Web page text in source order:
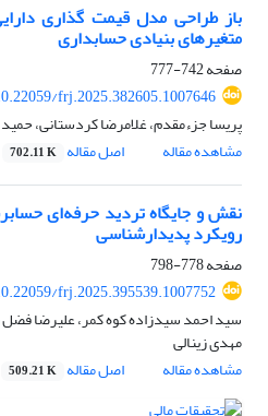
باز طراحی مدل قیمت گذاری
متغیرهای بنیادی حسابداری
صفحه742-777
frj.2025.382605.1007646
پریسا جزءمقدم، غلامرضا کردستانی،
مشاهده مقاله
اصل مقاله 702.11 K
نقش و جایگاه تردید حرفه‌‌ای
رویکرد پدیدارشناسی
صفحه778-798
frj.2025.395539.1007752
سید احمد سیدزاده کوه کمر، علیرضا فضل
مهدی زینالی
مشاهده مقاله
اصل مقاله 509.21 K